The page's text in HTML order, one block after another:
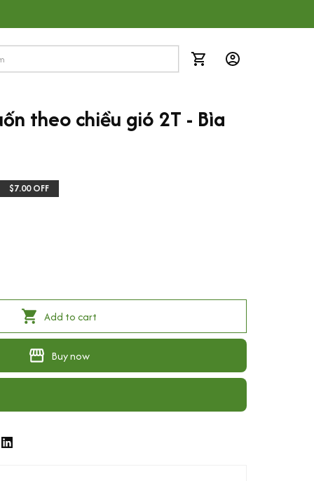
theo chiều gió 2T - Bìa
$7.00 OFF
Add to cart
Buy now